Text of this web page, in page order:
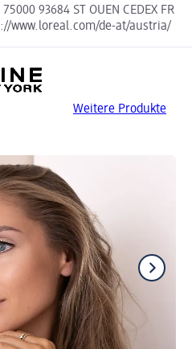
93684 ST OUEN CEDEX FR
www.loreal.com/de-at/austria/
Weitere Produkte